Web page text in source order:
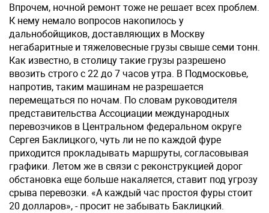
Впрочем, ночной ремонт тоже не решает всех проблем.
К нему немало вопросов накопилось у
дальнобойщиков, доставляющих в Москву
негабаритные и тяжеловесные грузы свыше семи тонн.
Как известно, в столицу такие грузы разрешено
ввозить строго с 22 до 7 часов утра. В Подмосковье,
напротив, таким машинам не разрешается
перемещаться по ночам. По словам руководителя
представительства Ассоциации международных
перевозчиков в Центральном федеральном округе
Сергея Баклицкого, чуть ли не по каждой фуре
приходится прокладывать маршруты, согласовывая
графики. Летом же в связи с реконструкцией дорог
обстановка еще больше накаляется, ставит под угрозу
срыва перевозки. «А каждый час простоя фуры стоит
20 долларов», - просит не забывать Баклицкий.